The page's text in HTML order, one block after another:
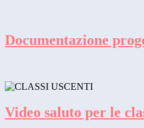
Documentazione
Video saluto per le